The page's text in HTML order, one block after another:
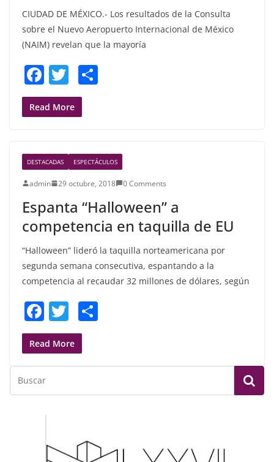
CIUDAD DE MÉXICO.- Los resultados de la Consulta
sobre el Nuevo Aeropuerto Internacional de México
(NAIM) revelan que la mayoría
F
a
c
b
o
o
k
T
w
itt
Read More
DESTACADAS ESPECTÁCULOS
admin 29 octubre, 2018 0 Comments
Espanta “Halloween” a
competencia en taquilla de EU
“Halloween” lideró la taquilla norteamericana por
segunda semana consecutiva, espantando a la
competencia al recaudar 32 millones de dólares, según
F
a
c
e
b
o
k
T
w
itt
er e
Read More